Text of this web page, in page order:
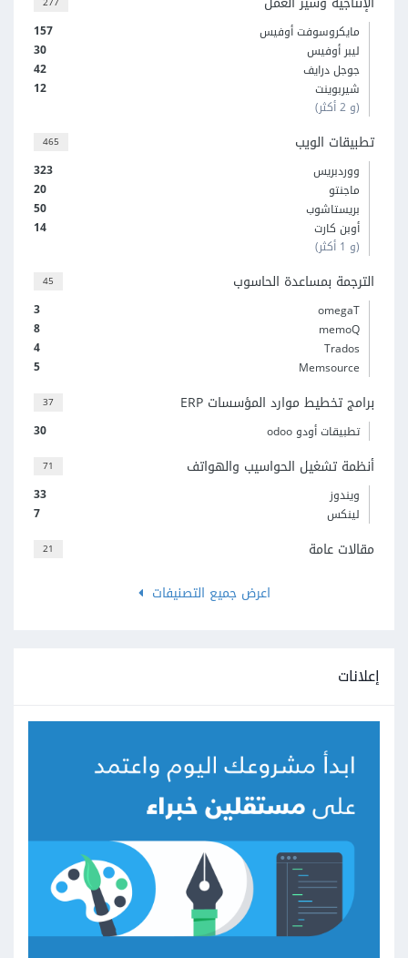
157
مايكروسوفت أوفيس
30
ليبر أوفيس
42
جوجل درايف
12
شيربوينت
(و 2 أكثر)
465 تطبيقات الويب
323
ووردبريس
20
ماجنتو
50
بريستاشوب
14
أوبن كارت
(و 1 أكثر)
45 الترجمة بمساعدة الحاسوب
3
omegaT
8
memoQ
4
Trados
5
Memsource
37 برامج تخطيط موارد المؤسسات ERP
30 تطبيقات أودو odoo
71 أنظمة تشغيل الحواسيب والهواتف
33
ويندوز
7
لينكس
21
مقالات عامة
اعرض جميع التصنيفات
إعلانات